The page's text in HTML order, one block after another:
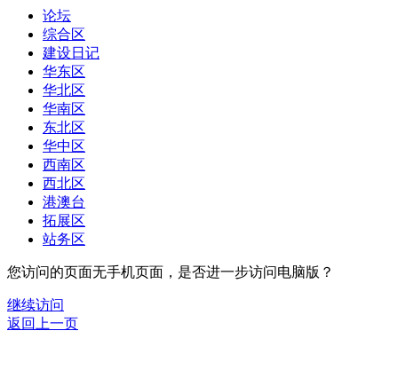
论坛
综合区
建设日记
华东区
华北区
华南区
东北区
华中区
西南区
西北区
港澳台
拓展区
站务区
您访问的页面无手机页面，是否进一步访问电脑版？
继续访问
返回上一页